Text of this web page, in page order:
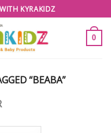
KYRAKIDZ
0
“BEABA”